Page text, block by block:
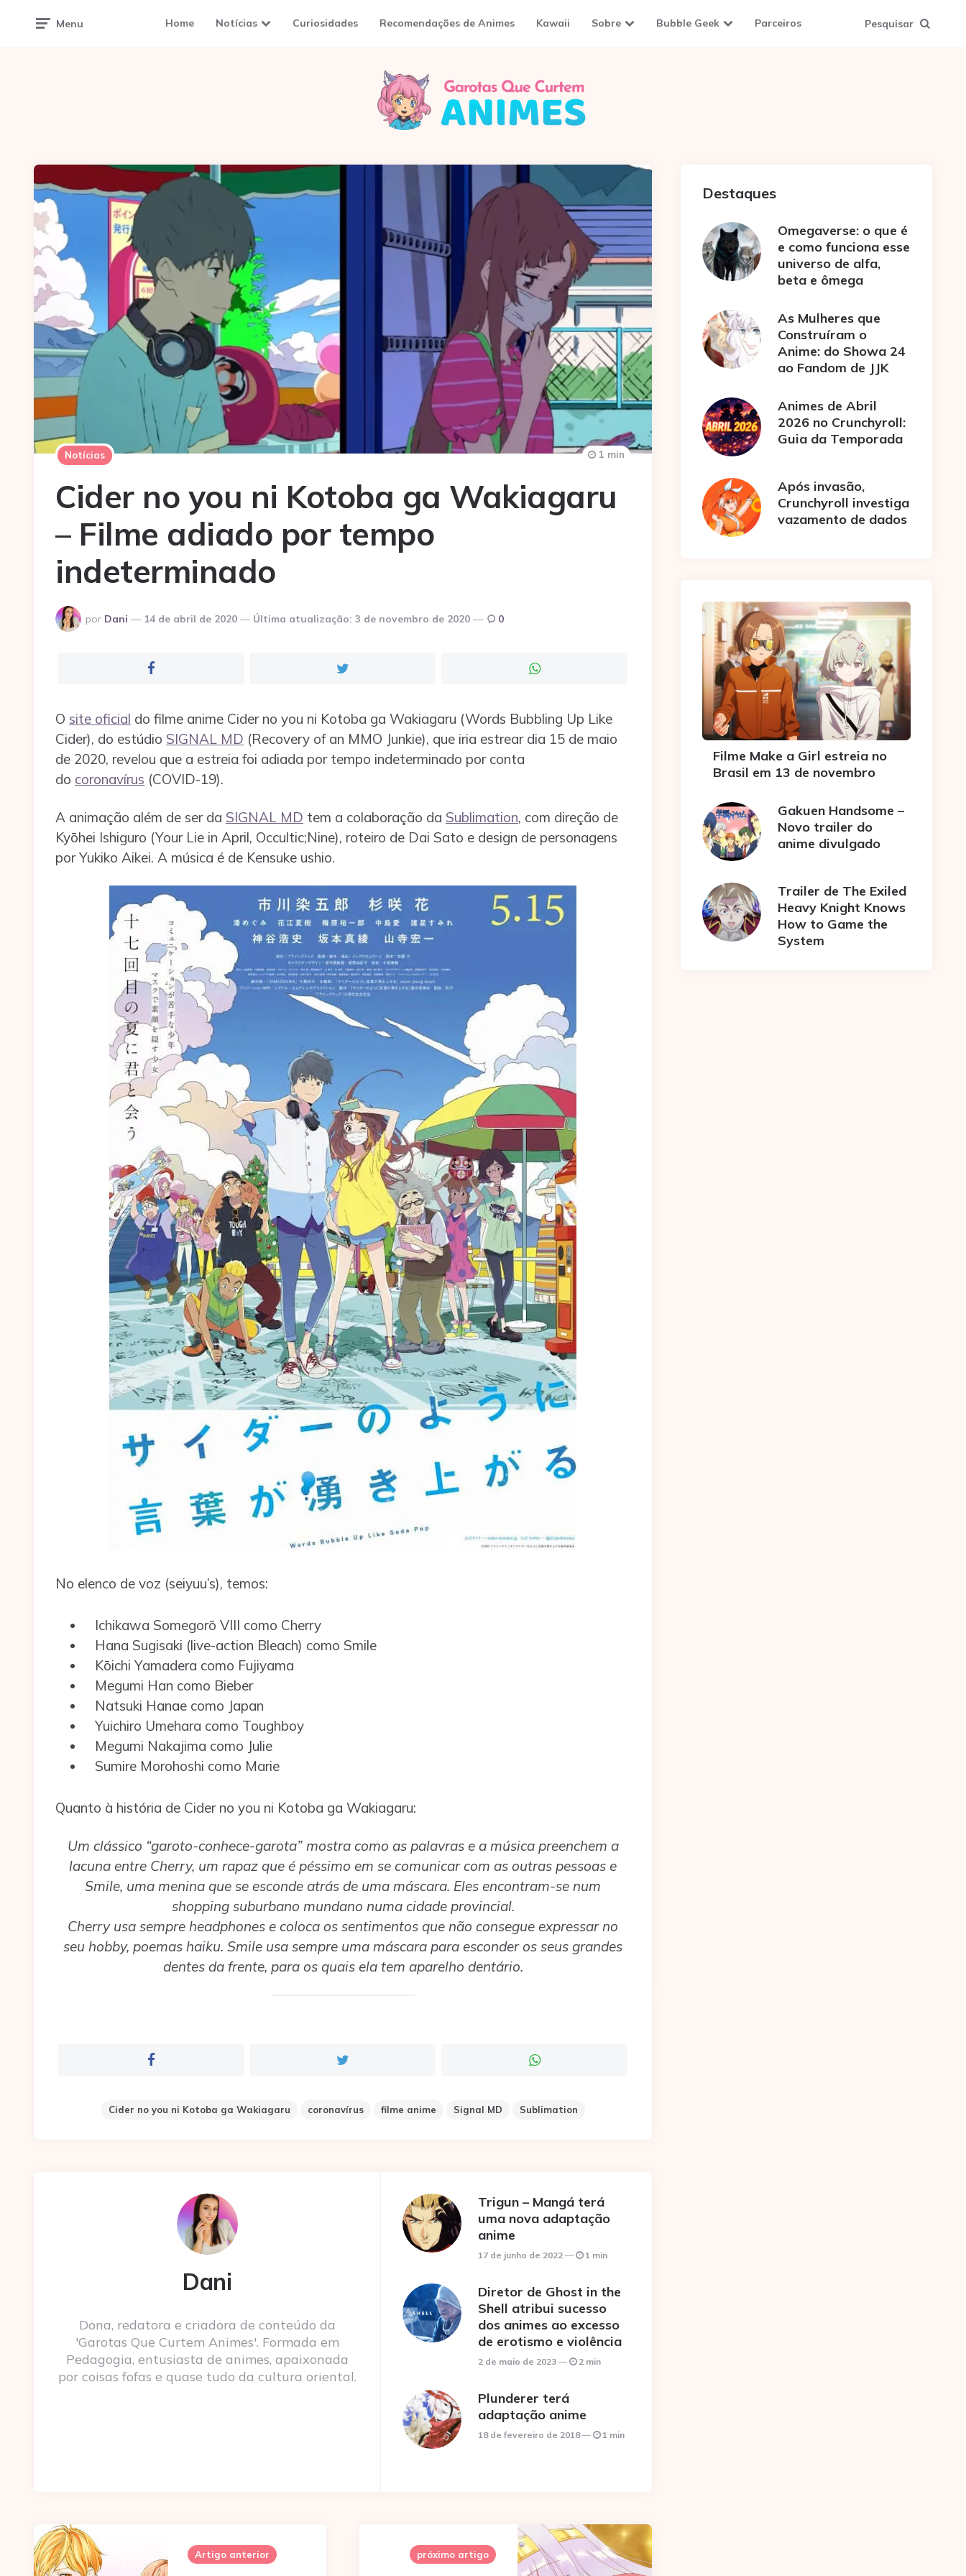
Menu Home Notícias Curiosidades Recomendações de Animes Kawaii Sobre Bubble Geek Parceiros Pesquisar
Notícias
Cider no you ni Kotoba ga Wakiagaru
– Filme adiado por tempo
indeterminado
Postado
por
por Dani 14 de abril de 2020 Última atualização: 3 de novembro de 2020 0
1 min
O site oficial do filme anime Cider no you ni Kotoba ga Wakiagaru (Words Bubbling Up Like
Cider), do estúdio SIGNAL MD (Recovery of an MMO Junkie), que iria estrear dia 15 de maio
de 2020, revelou que a estreia foi adiada por tempo indeterminado por conta
do coronavírus (COVID-19).
A animação além de ser da SIGNAL MD tem a colaboração da Sublimation, com direção de
Kyōhei Ishiguro (Your Lie in April, Occultic;Nine), roteiro de Dai Sato e design de personagens
por Yukiko Aikei. A música é de Kensuke ushio.
No elenco de voz (seiyuu’s), temos:
Ichikawa Somegorō VIII como Cherry
Hana Sugisaki (live-action Bleach) como Smile
Kōichi Yamadera como Fujiyama
Megumi Han como Bieber
Natsuki Hanae como Japan
Yuichiro Umehara como Toughboy
Megumi Nakajima como Julie
Sumire Morohoshi como Marie
Quanto à história de Cider no you ni Kotoba ga Wakiagaru:
Um clássico “garoto-conhece-garota” mostra como as palavras e a música preenchem a
lacuna entre Cherry, um rapaz que é péssimo em se comunicar com as outras pessoas e
Smile, uma menina que se esconde atrás de uma máscara. Eles encontram-se num
shopping suburbano mundano numa cidade provincial.
Cherry usa sempre headphones e coloca os sentimentos que não consegue expressar no
seu hobby, poemas haiku. Smile usa sempre uma máscara para esconder os seus grandes
dentes da frente, para os quais ela tem aparelho dentário.
Cider no you ni Kotoba ga Wakiagaru coronavírus filme anime Signal MD Sublimation
Dani
Dona, redatora e criadora de conteúdo da
'Garotas Que Curtem Animes'. Formada em
Pedagogia, entusiasta de animes, apaixonada
por coisas fofas e quase tudo da cultura oriental.
Trigun – Mangá terá
uma nova adaptação
anime
17 de junho de 2022 1 min
Diretor de Ghost in the
Shell atribui sucesso
dos animes ao excesso
de erotismo e violência
2 de maio de 2023 2 min
Plunderer terá
adaptação anime
18 de fevereiro de 2018 1 min
Post
navigation
Artigo anterior próximo artigo
Destaques
Omegaverse: o que é
e como funciona esse
universo de alfa,
beta e ômega
As Mulheres que
Construíram o
Anime: do Showa 24
ao Fandom de JJK
Animes de Abril
2026 no Crunchyroll:
Guia da Temporada
Após invasão,
Crunchyroll investiga
vazamento de dados
Filme Make a Girl estreia no
Brasil em 13 de novembro
Gakuen Handsome –
Novo trailer do
anime divulgado
Trailer de The Exiled
Heavy Knight Knows
How to Game the
System